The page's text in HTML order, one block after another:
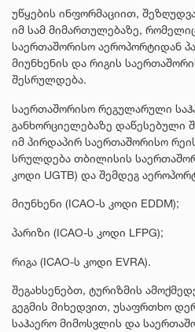
უწყების ინფორმაციით,
იმ სამ მიმართულებაზე,
საერთაშორისო აეროპორტიდან
მიუნხენის და რიგის
შესრულდება.
საერთაშორისო რეგულარული
განხორციელებაზე დაწესებული
იმ პირდაპირ საერთაშორისო
სრულდება თბილისის
კოდი UGTB) და შემდეგ
მიუნხენი (ICAO-ს კოდი EDDM);
პარიზი (ICAO-ს კოდი LFPG);
რიგა (ICAO-ს კოდი EVRA).
შეგახსენებთ, ტურიზმის
გეგმის მიხედვით, უსაფრთხო
საჰაერო მიმოსვლის და